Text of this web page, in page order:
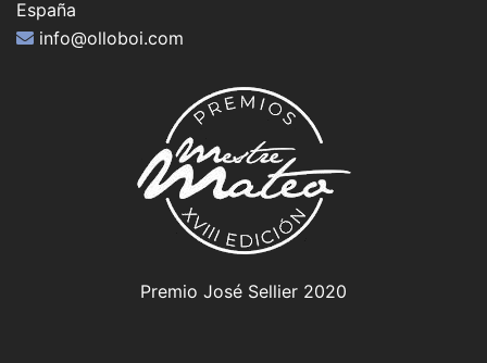
España
info@olloboi.com
Premio José Sellier 2020